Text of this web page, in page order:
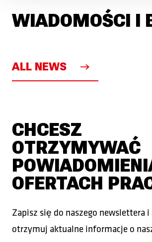
WIADOMOŚCI I
ALL NEWS
CHCESZ
OTRZYMYWAĆ
OFERTACH
Zapisz się do naszego newslettera i
otrzymuj aktualne informacje o